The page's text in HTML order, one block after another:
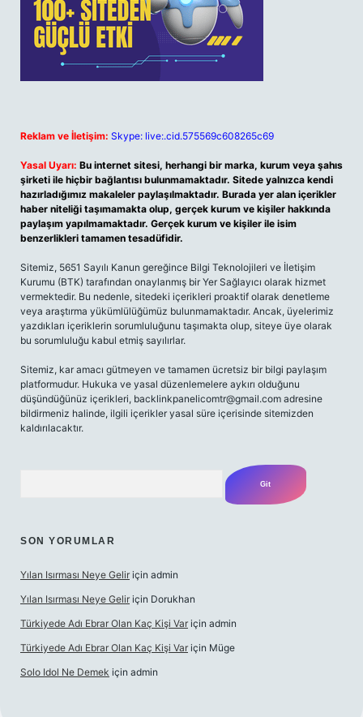
Reklam ve İletişim: Skype: live:.cid.575569c608265c69
Yasal Uyarı: Bu internet sitesi, herhangi bir marka, kurum veya şahıs
şirketi ile hiçbir bağlantısı bulunmamaktadır. Sitede yalnızca kendi
hazırladığımız makaleler paylaşılmaktadır. Burada yer alan içerikler
haber niteliği taşımamakta olup, gerçek kurum ve kişiler hakkında
paylaşım yapılmamaktadır. Gerçek kurum ve kişiler ile isim
benzerlikleri tamamen tesadüfidir.
Sitemiz, 5651 Sayılı Kanun gereğince Bilgi Teknolojileri ve İletişim
Kurumu (BTK) tarafından onaylanmış bir Yer Sağlayıcı olarak hizmet
vermektedir. Bu nedenle, sitedeki içerikleri proaktif olarak denetleme
veya araştırma yükümlülüğümüz bulunmamaktadır. Ancak, üyelerimiz
yazdıkları içeriklerin sorumluluğunu taşımakta olup, siteye üye olarak
bu sorumluluğu kabul etmiş sayılırlar.
Sitemiz, kar amacı gütmeyen ve tamamen ücretsiz bir bilgi paylaşım
platformudur. Hukuka ve yasal düzenlemelere aykırı olduğunu
düşündüğünüz içerikleri, backlinkpanelicomtr@gmail.com adresine
bildirmeniz halinde, ilgili içerikler yasal süre içerisinde sitemizden
kaldırılacaktır.
SON YORUMLAR
Yılan Isırması Neye Gelir için admin
Yılan Isırması Neye Gelir için Dorukhan
Türkiyede Adı Ebrar Olan Kaç Kişi Var için admin
Türkiyede Adı Ebrar Olan Kaç Kişi Var için Müge
Solo Idol Ne Demek için admin